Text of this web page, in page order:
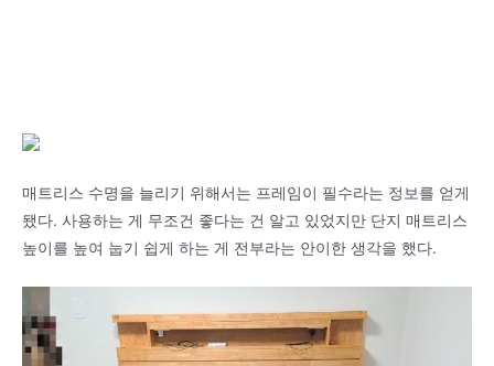
매트리스 수명을 늘리기 위해서는 프레임이 필수라는 정보를 얻게
됐다. 사용하는 게 무조건 좋다는 건 알고 있었지만 단지 매트리스
높이를 높여 눕기 쉽게 하는 게 전부라는 안이한 생각을 했다.